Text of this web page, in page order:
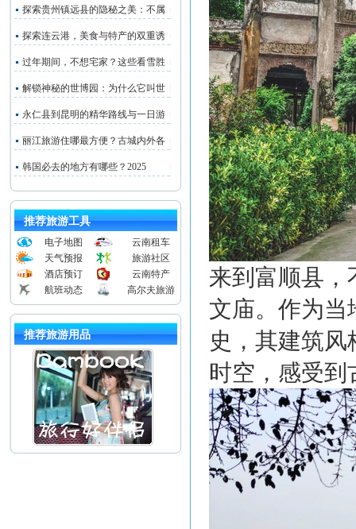
探索贵州镇远县的隐秘之美：不属
探索连云港，美食与特产的双重诱
过年期间，不想宅家？这些看雪胜
解锁神秘的世博园：为什么它叫世
永仁县到昆明的精华路线与一日游
丽江旅游住哪最方便？古城内外各
韩国必去的地方有哪些？2025
推荐旅游工具
电子地图
云南租车
天气预报
旅游社区
酒店预订
云南特产
航班动态
高尔夫旅游
推荐旅游用品
来到富顺县
文庙。作为当
史，其建筑
时空，感受